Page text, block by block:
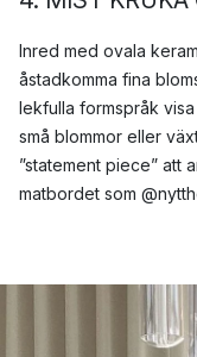
Inred med ovala
åstadkomma fina
lekfulla formspråk
små blommor eller
”statement piece” att
matbordet som